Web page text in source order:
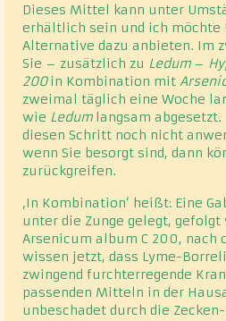
Dieses Mittel kann unter
erhältlich sein und ich möchte
Alternative dazu anbieten. Im
Sie – zusätzlich zu Ledum –
200in Kombination mit
zweimal täglich eine Woche
wie Ledum langsam
diesen Schritt noch nicht
wenn Sie besorgt sind, dann
zurückgreifen.
‚In Kombination‘ heißt: Eine
unter die Zunge gelegt, gefolgt
Arsenicum album C 200, nach
wissen jetzt, dass Lyme-
zwingend furchterregende
passenden Mitteln in der
unbeschadet durch die